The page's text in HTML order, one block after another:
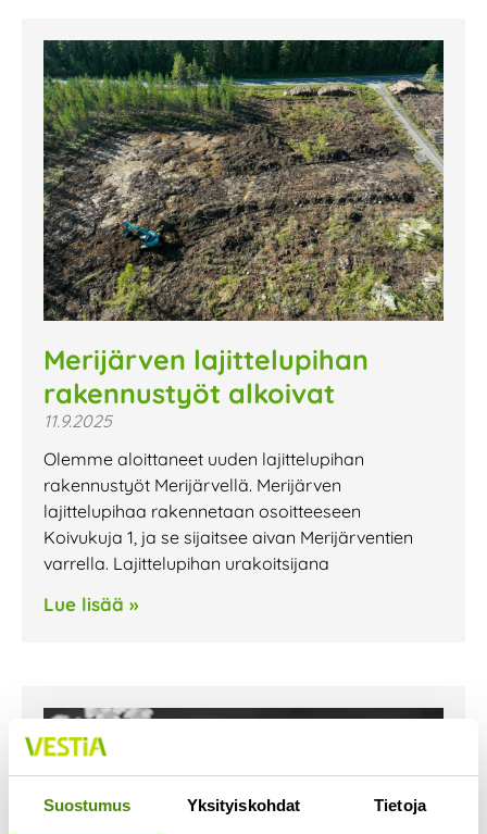
Suostumus Yksityiskohdat Tietoja
Merijärven lajittelupihan
rakennustyöt alkoivat
11.9.2025
Olemme aloittaneet uuden lajittelupihan
rakennustyöt Merijärvellä. Merijärven
lajittelupihaa rakennetaan osoitteeseen
Koivukuja 1, ja se sijaitsee aivan Merijärventien
varrella. Lajittelupihan urakoitsijana
Lue lisää »